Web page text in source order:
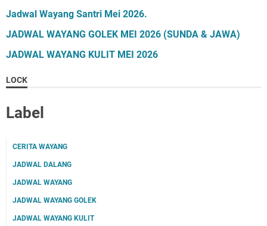
Jadwal Wayang Santri Mei 2026.
JADWAL WAYANG GOLEK MEI 2026 (SUNDA & JAWA)
JADWAL WAYANG KULIT MEI 2026
LOCK
Label
CERITA WAYANG
JADWAL DALANG
JADWAL WAYANG
JADWAL WAYANG GOLEK
JADWAL WAYANG KULIT